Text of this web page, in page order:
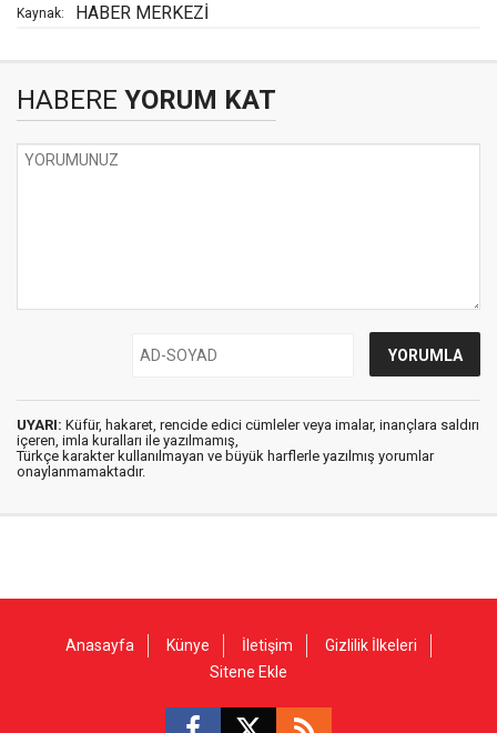
Kaynak: HABER MERKEZİ
HABERE YORUM KAT
UYARI: Küfür, hakaret, rencide edici cümleler veya imalar, inançlara saldırı
içeren, imla kuralları ile yazılmamış,
Türkçe karakter kullanılmayan ve büyük harflerle yazılmış yorumlar
onaylanmamaktadır.
Anasayfa Künye İletişim
Gizlilik İlkeleri
Sitene Ekle